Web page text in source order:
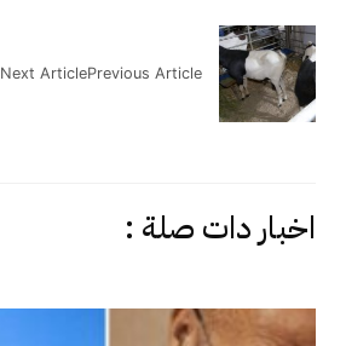
Previous Article
Next Article
اخبار دات صلة :